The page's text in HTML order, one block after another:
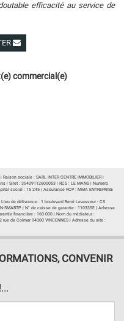
efficacité au service de
commercial(e)
sociale : SARL INTER CENTRE IMMOBILIER |
| Siret : 35409112600053 | RCS : LE MANS | Numero
social : 15 245 | Assurance RCP : MMA ENTREPRISE
de délivrance : 1 boulevard René Levasseur - CS
SMABTP. | N° de caisse de garantie : 110335E | Adresse
financière : 160 000 | Nom du médiateur :
de Colmar 94300 VINCENNES | Adresse du site :
CONVENIR